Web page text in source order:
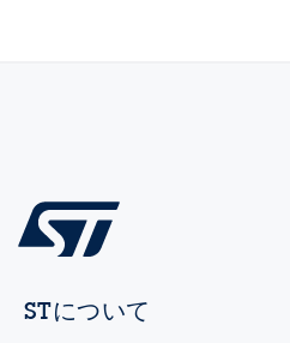
STについて